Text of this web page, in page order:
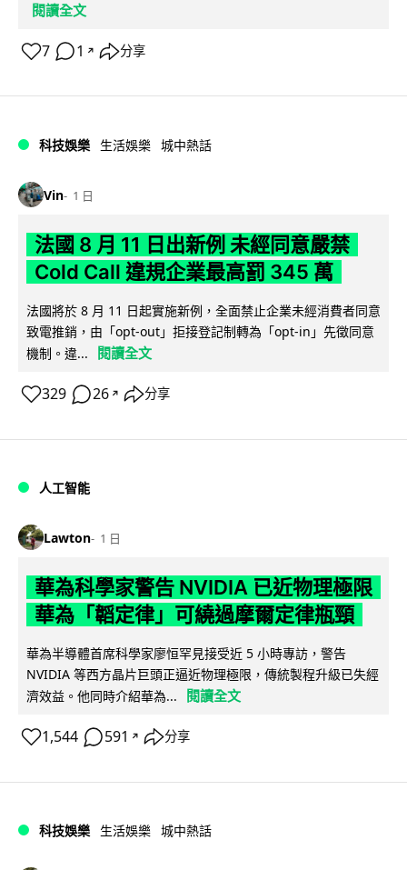
閱讀全文
7 1 ↗ 分享
科技娛樂 生活娛樂 城中熱話
Vin 1 日
法國 8 月 11 日出新例 未經同意嚴禁
Cold Call 違規企業最高罰 345 萬
法國將於 8 月 11 日起實施新例，全面禁止企業未經消費者同意
致電推銷，由「opt-out」拒接登記制轉為「opt-in」先徵同意
機制。違...
閱讀全文
329 26 ↗ 分享
人工智能
Lawton 1 日
華為科學家警告 NVIDIA 已近物理極限
華為「韜定律」可繞過摩爾定律瓶頸
華為半導體首席科學家廖恒罕見接受近 5 小時專訪，警告
NVIDIA 等西方晶片巨頭正逼近物理極限，傳統製程升級已失經
濟效益。他同時介紹華為...
閱讀全文
1,544 591 ↗ 分享
科技娛樂 生活娛樂 城中熱話